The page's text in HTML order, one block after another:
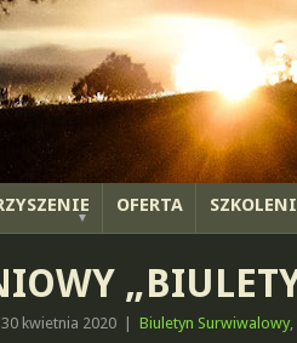
OFERTA
30 kwietnia 2020 Biuletyn Surwiwalowy,